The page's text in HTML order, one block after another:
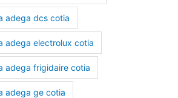
adega dcs cotia
adega electrolux cotia
adega frigidaire cotia
adega ge cotia